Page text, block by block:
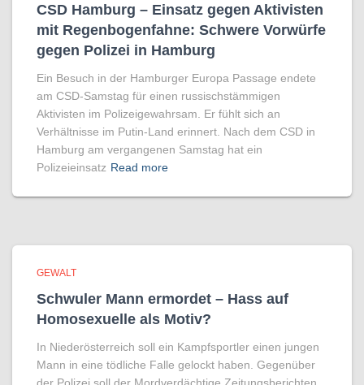
CSD Hamburg – Einsatz gegen Aktivisten
mit Regenbogen­fahne: Schwere Vorwürfe
gegen Polizei in Hamburg
Ein Besuch in der Hamburger Europa Passage endete
am CSD-Samstag für einen russischstämmigen
Aktivisten im Polizeigewahrsam. Er fühlt sich an
Verhältnisse im Putin-Land erinnert. Nach dem CSD in
Hamburg am vergangenen Samstag hat ein
Polizeieinsatz Read more
GEWALT
Schwuler Mann ermordet – Hass auf
Homo­sexuelle als Motiv?
In Niederösterreich soll ein Kampfsportler einen jungen
Mann in eine tödliche Falle gelockt haben. Gegenüber